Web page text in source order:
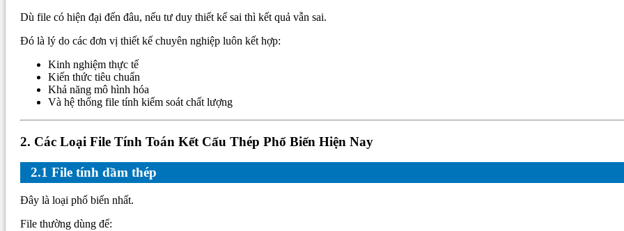
Dù file có hiện đại đến đâu, nếu tư duy thiết kế sai thì kết quả vẫn sai.
Đó là lý do các đơn vị thiết kế chuyên nghiệp luôn kết hợp:
Kinh nghiệm thực tế
Kiến thức tiêu chuẩn
Khả năng mô hình hóa
Và hệ thống file tính kiểm soát chất lượng
2. Các Loại File Tính Toán Kết Cấu Thép Phổ Biến Hiện Nay
2.1 File tính dầm thép
Đây là loại phổ biến nhất.
File thường dùng để: